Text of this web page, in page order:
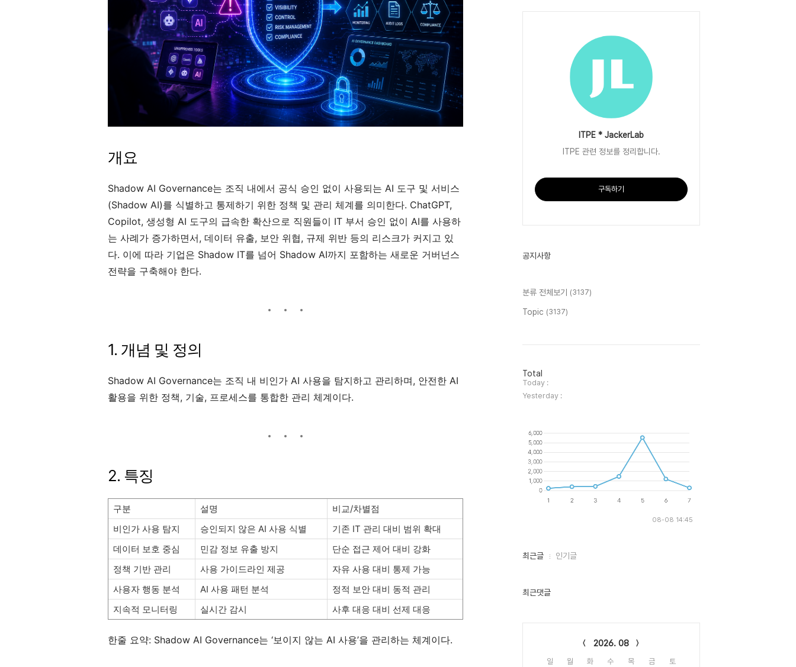
개요
Shadow AI Governance는 조직 내에서 공식 승인 없이 사용되는 AI 도구 및 서비스
(Shadow AI)를 식별하고 통제하기 위한 정책 및 관리 체계를 의미한다. ChatGPT,
Copilot, 생성형 AI 도구의 급속한 확산으로 직원들이 IT 부서 승인 없이 AI를 사용하
는 사례가 증가하면서, 데이터 유출, 보안 위협, 규제 위반 등의 리스크가 커지고 있
다. 이에 따라 기업은 Shadow IT를 넘어 Shadow AI까지 포함하는 새로운 거버넌스
전략을 구축해야 한다.
1. 개념 및 정의
Shadow AI Governance는 조직 내 비인가 AI 사용을 탐지하고 관리하며, 안전한 AI
활용을 위한 정책, 기술, 프로세스를 통합한 관리 체계이다.
2. 특징
구분 설명
비교/차별점
비인가 사용 탐지
승인되지 않은 AI 사용 식별
기존 IT 관리 대비 범위 확대
데이터 보호 중심
민감 정보 유출 방지
단순 접근 제어 대비 강화
정책 기반 관리
사용 가이드라인 제공
자유 사용 대비 통제 가능
사용자 행동 분석
AI 사용 패턴 분석
정적 보안 대비 동적 관리
지속적 모니터링
실시간 감시 사후 대응 대비 선제 대응
한줄 요약: Shadow AI Governance는 ‘보이지 않는 AI 사용’을 관리하는 체계이다.
ITPE * JackerLab
ITPE 관련 정보를 정리합니다.
구독하기
공지사항
분류 전체보기 (3137)
Topic (3137)
방
문
자
수
Total
Today :
Yesterday :
08-08 14:45
최
인
최근글 인기글
최근댓글
2026. 08
일 월 화 수 목 금 토